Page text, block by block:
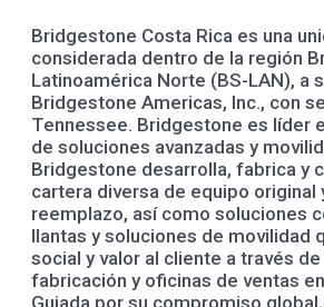
Bridgestone Costa Rica es una
considerada dentro de la región
Latinoamérica Norte (BS-LAN), a
Bridgestone Americas, Inc., con
Tennessee. Bridgestone es líder
de soluciones avanzadas y
Bridgestone desarrolla, fabrica y
cartera diversa de equipo original
reemplazo, así como soluciones
llantas y soluciones de movilidad
social y valor al cliente a través
fabricación y oficinas de ventas